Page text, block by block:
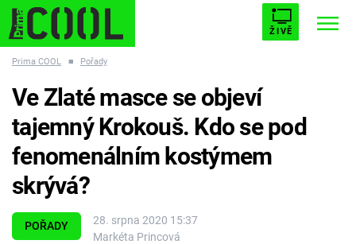
ŽIVĚ
ESCAPE PLNEJ KOTEL AVENGERS 5
Témata
Prima COOL ■ Pořady
POŘADY
28. srpna 2020 15:37
Markéta Princová
Ve Zlaté masce se objeví
tajemný Krokouš. Kdo se pod
fenomenálním kostýmem
skrývá?